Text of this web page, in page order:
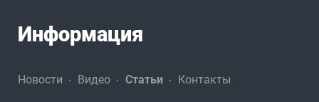
Информация
Новости Видео Статьи Контакты